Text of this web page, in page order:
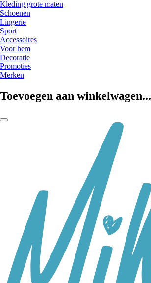
Kleding grote maten
Schoenen
Lingerie
Sport
Accessoires
Voor hem
Decoratie
Promoties
Merken
Toevoegen aan winkelwagen...